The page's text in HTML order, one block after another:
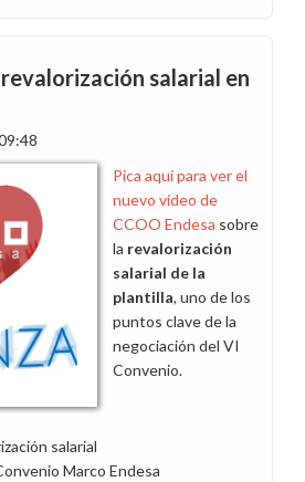
salarial en
Pica aquí para ver el
nuevo vídeo de
CCOO Endesa sobre
la revalorización
salarial de la
plantilla, uno de los
puntos clave de la
negociación del VI
Convenio.
salarial
Marco Endesa